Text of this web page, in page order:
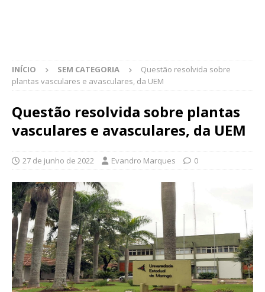
INÍCIO SEM CATEGORIA
Questão resolvida sobre
plantas vasculares e avasculares, da UEM
Questão resolvida sobre plantas
vasculares e avasculares, da UEM
27 de junho de 2022 Evandro Marques 0